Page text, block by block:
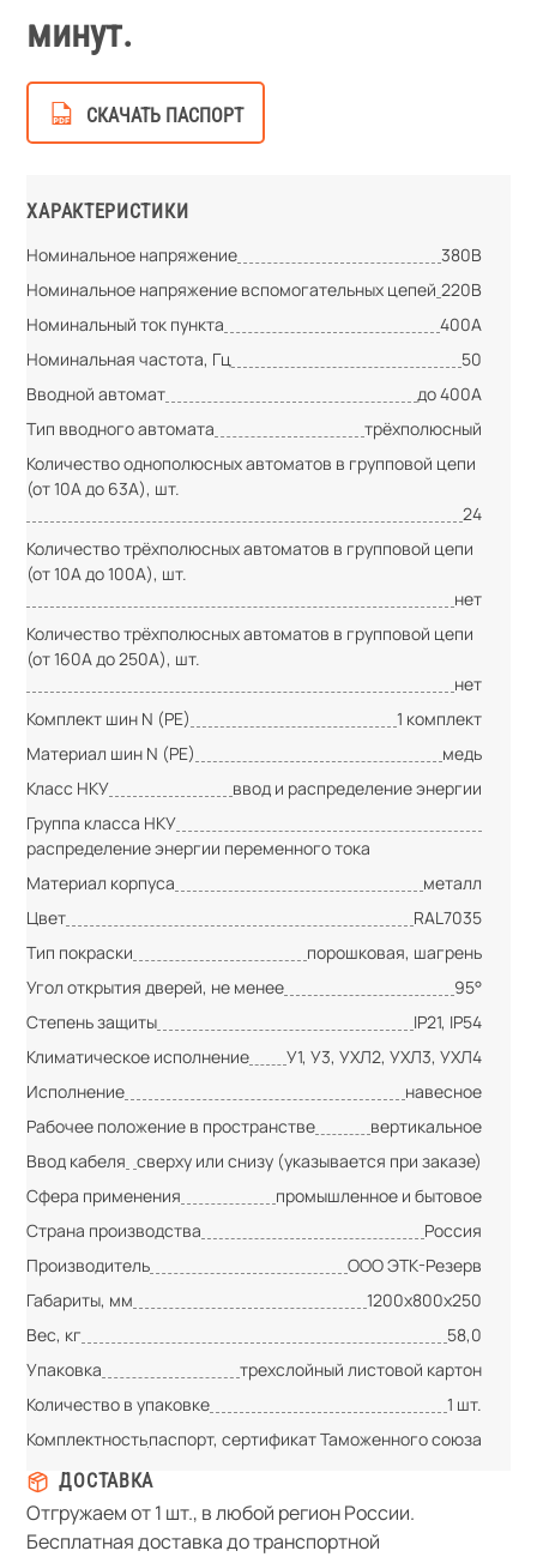
минут.
СКАЧАТЬ ПАСПОРТ
ХАРАКТЕРИСТИКИ
Номинальное напряжение
380В
Номинальное напряжение вспомогательных цепей 220В
Номинальный ток пункта
400А
Номинальная частота, Гц
50
Вводной автомат
до 400А
Тип вводного автомата
трёхполюсный
Количество однополюсных автоматов в групповой цепи
(от 10А до 63А), шт.
24
Количество трёхполюсных автоматов в групповой цепи
(от 10А до 100А), шт.
нет
Количество трёхполюсных автоматов в групповой цепи
(от 160А до 250А), шт.
нет
Комплект шин N (PE)
1 комплект
Материал шин N (PE)
медь
Класс НКУ
ввод и распределение энергии
Группа класса НКУ
распределение энергии переменного тока
Материал корпуса
металл
Цвет
RAL7035
Тип покраски
порошковая, шагрень
Угол открытия дверей, не менее
95°
Степень защиты
IP21, IP54
Климатическое исполнение
У1, У3, УХЛ2, УХЛ3, УХЛ4
Исполнение
навесное
Рабочее положение в пространстве
вертикальное
Ввод кабеля сверху или снизу (указывается при заказе)
Сфера применения
промышленное и бытовое
Страна производства
Россия
Производитель
ООО ЭТК-Резерв
Габариты, мм
1200х800х250
Вес, кг
58,0
Упаковка
трехслойный листовой картон
Количество в упаковке
1 шт.
Комплектностьпаспорт, сертификат Таможенного союза
ДОСТАВКА
Отгружаем от 1 шт., в любой регион России.
Бесплатная доставка до транспортной